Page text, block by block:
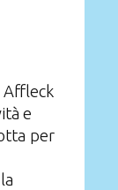
Affleck
e
per